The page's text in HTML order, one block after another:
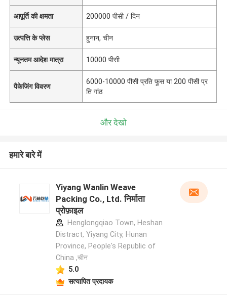
आपूर्ति की क्षमता 200000 पीसी / दिन
उत्पत्ति के प्लेस हुनान, चीन
न्यूनतम आदेश मात्रा 10000 पीसी
पैकेजिंग विवरण
6000-10000 पीसी प्रति फूस या 200 पीसी प्र
ति गांठ
और देखो
हमारे बारे में
Yiyang Wanlin Weave
Packing Co., Ltd. निर्माता
प्रोफ़ाइल
Henglongqiao Town, Heshan
Distract, Yiyang City, Hunan
Province, People's Republic of
China ,चीन
5.0
सत्यापित प्रदायक